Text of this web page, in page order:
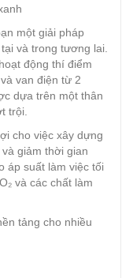
một giải pháp
và trong tương lai.
động thí điểm
van điện từ 2
dựa trên một thân
trội.
cho việc xây dựng
giảm thời gian
áp suất làm việc tối
và các chất làm
tảng cho nhiều